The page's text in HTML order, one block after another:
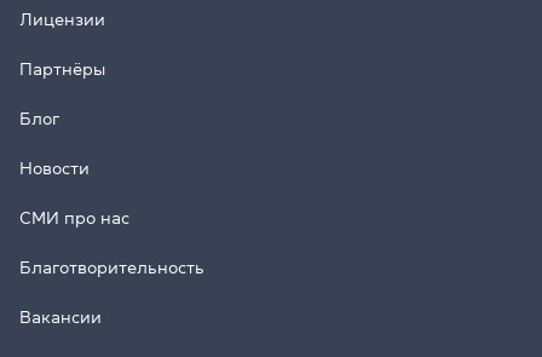
Лицензии
Партнёры
Блог
Новости
СМИ про нас
Благотворительность
Вакансии